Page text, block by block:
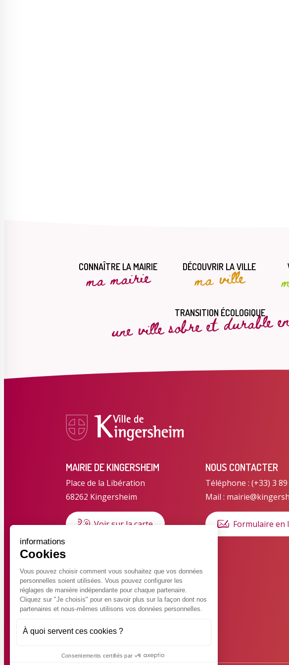
informations
Cookies
Vous pouvez choisir comment vous souhaitez que vos données
personnelles soient utilisées. Vous pouvez configurer les
réglages de manière indépendante pour chaque partenaire.
Cliquez sur "Je choisis" pour en savoir plus sur la façon dont nos
partenaires et nous-mêmes utilisons vos données personnelles.
À quoi servent ces cookies ?
Consentements certifiés par
CONNAÎTRE LA MAIRIE
ma mairie DÉCOUVRIR LA VILLE
ma ville
TRANSITION ÉCOLOGIQUE
une ville sobre et durable
MAIRIE DE KINGERSHEIM
Place de la Libération
68262 Kingersheim
Voir sur la carte
NOUS CONTACTER
Téléphone : (+33) 3
Mail :
Formulaire en
Horaires d'été du 6 juillet au 28
août 2026
Lundi au jeudi : 8h30 – 12h
Vendredi : 8h30 – 14h30 en
continu